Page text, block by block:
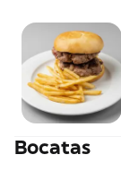
Bocatas